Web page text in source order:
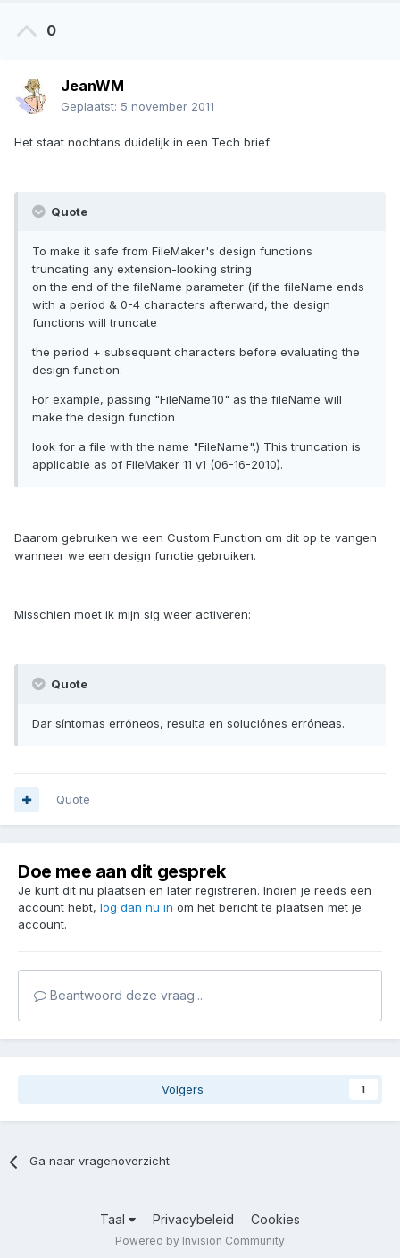
0
JeanWM
Geplaatst: 5 november 2011
Het staat nochtans duidelijk in een Tech brief:
Quote
To make it safe from FileMaker's design functions
truncating any extension-looking string
on the end of the fileName parameter (if the fileName ends
with a period & 0-4 characters afterward, the design
functions will truncate
the period + subsequent characters before evaluating the
design function.
For example, passing "FileName.10" as the fileName will
make the design function
look for a file with the name "FileName".) This truncation is
applicable as of FileMaker 11 v1 (06-16-2010).
Daarom gebruiken we een Custom Function om dit op te vangen
wanneer we een design functie gebruiken.
Misschien moet ik mijn sig weer activeren:
Quote
Dar síntomas erróneos, resulta en soluciónes erróneas.
Quote
Doe mee aan dit gesprek
Je kunt dit nu plaatsen en later registreren. Indien je reeds een
account hebt, log dan nu in om het bericht te plaatsen met je
account.
Beantwoord deze vraag...
Volgers 1
Ga naar vragenoverzicht
Taal Privacybeleid Cookies
Powered by Invision Community